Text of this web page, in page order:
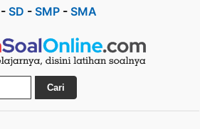
- SD - SMP - SMA
Cari